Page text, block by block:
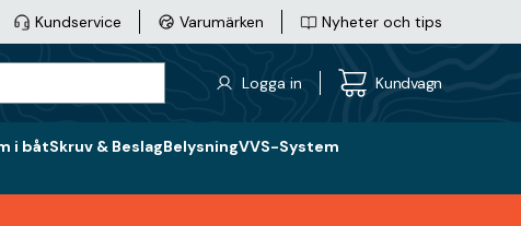
Kundservice Varumärken Nyheter och tips
Logga in Kundvagn
i båtSkruv & BeslagBelysningVVS-System